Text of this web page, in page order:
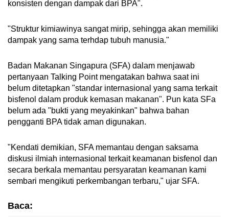
konsisten dengan dampak dari BPA".
"Struktur kimiawinya sangat mirip, sehingga akan memiliki
dampak yang sama terhdap tubuh manusia."
Badan Makanan Singapura (SFA) dalam menjawab
pertanyaan Talking Point mengatakan bahwa saat ini
belum ditetapkan "standar internasional yang sama terkait
bisfenol dalam produk kemasan makanan". Pun kata SFa
belum ada "bukti yang meyakinkan" bahwa bahan
pengganti BPA tidak aman digunakan.
"Kendati demikian, SFA memantau dengan saksama
diskusi ilmiah internasional terkait keamanan bisfenol dan
secara berkala memantau persyaratan keamanan kami
sembari mengikuti perkembangan terbaru," ujar SFA.
Baca: